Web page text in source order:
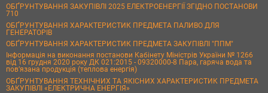
ОБҐРУНТУВАННЯ ЗАКУПІВЛІ 2025 ЕЛЕКТРОЕНЕРГІЇ ЗГІДНО ПОСТАНОВИ
710
ОБҐРУНТУВАННЯ ХАРАКТЕРИСТИК ПРЕДМЕТА ПАЛИВО ДЛЯ
ГЕНЕРАТОРІВ
ОБҐРУНТУВАННЯ ХАРАКТЕРИСТИК ПРЕДМЕТА ЗАКУПІВЛІ "ППМ"
Інформація на виконання постанови Кабінету Міністрів України № 1266
від 16 грудня 2020 року ДК 021:2015 - 09320000-8 Пара, гаряча вода та
пов’язана продукція (теплова енергія)
ОБҐРУНТУВАННЯ ТЕХНІЧНИХ ТА ЯКІСНИХ ХАРАКТЕРИСТИК ПРЕДМЕТА
ЗАКУПІВЛІ «ЕЛЕКТРИЧНА ЕНЕРГІЯ»